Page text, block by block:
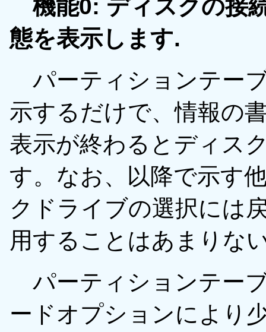
機能0: ディスクの接
態を表示します.
パーティションテー
示するだけで、情報の
表示が終わるとディス
す。なお、以降で示す
クドライブの選択には
用することはあまりな
パーティションテー
ードオプションにより